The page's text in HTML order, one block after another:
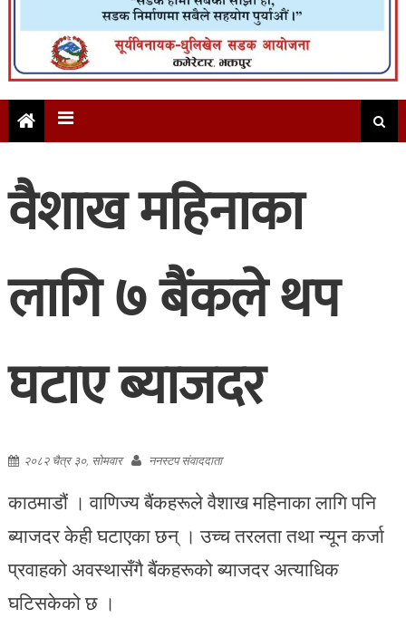
वैशाख महिनाका
लागि ७ बैंकले थप
घटाए ब्याजदर
२०८२ चैत्र ३०, सोमवार ननस्टप संवाददाता
काठमाडौं । वाणिज्य बैंकहरूले वैशाख महिनाका लागि पनि
ब्याजदर केही घटाएका छन् । उच्च तरलता तथा न्यून कर्जा
प्रवाहको अवस्थासँगै बैंकहरूको ब्याजदर अत्याधिक
घटिसकेको छ ।